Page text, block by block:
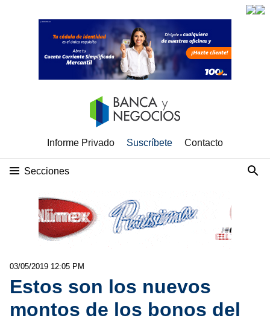
Informe Privado Suscríbete Contacto
Secciones
03/05/2019 12:05 PM
Estos son los nuevos
montos de los bonos del